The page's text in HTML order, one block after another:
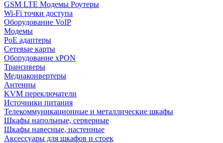
GSM LTE Модемы Роутеры
Wi-Fi точки доступа
Оборудование VoIP
Модемы
PoE адаптеры
Сетевые карты
Оборудование xPON
Трансиверы
Медиаконвертеры
Антенны
KVM переключатели
Источники питания
Телекоммуникационные и металлические шкафы
Шкафы напольные, серверные
Шкафы навесные, настенные
Аксессуары для шкафов и стоек